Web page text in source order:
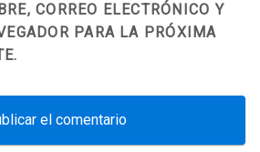
CORREO ELECTRÓNICO Y
PARA LA PRÓXIMA